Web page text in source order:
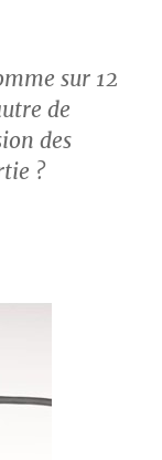
sur 12
de
des
?